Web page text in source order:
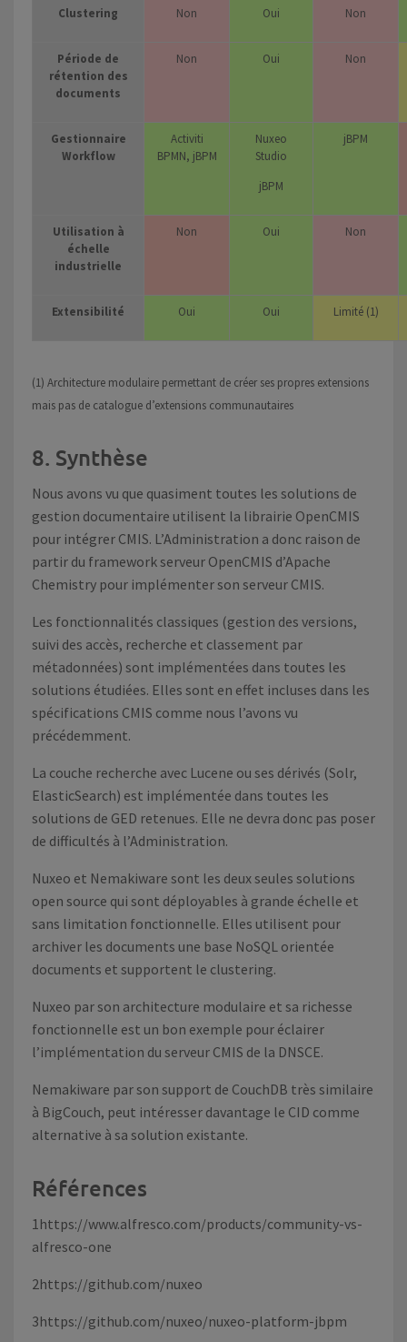
Clustering Non Oui Non
Période de
rétention des
documents
Non Oui Non
Gestionnaire
Workflow
Activiti
BPMN, jBPM
Nuxeo
Studio
jBPM
jBPM
Utilisation à
échelle
industrielle
Non Oui Non
Extensibilité Oui Oui Limité (1)
(1) Architecture modulaire permettant de créer ses propres extensions
mais pas de catalogue d’extensions communautaires
8. Synthèse
Nous avons vu que quasiment toutes les solutions de
gestion documentaire utilisent la librairie OpenCMIS
pour intégrer CMIS. L’Administration a donc raison de
partir du framework serveur OpenCMIS d’Apache
Chemistry pour implémenter son serveur CMIS.
Les fonctionnalités classiques (gestion des versions,
suivi des accès, recherche et classement par
métadonnées) sont implémentées dans toutes les
solutions étudiées. Elles sont en effet incluses dans les
spécifications CMIS comme nous l’avons vu
précédemment.
La couche recherche avec Lucene ou ses dérivés (Solr,
ElasticSearch) est implémentée dans toutes les
solutions de GED retenues. Elle ne devra donc pas poser
de difficultés à l’Administration.
Nuxeo et Nemakiware sont les deux seules solutions
open source qui sont déployables à grande échelle et
sans limitation fonctionnelle. Elles utilisent pour
archiver les documents une base NoSQL orientée
documents et supportent le clustering.
Nuxeo par son architecture modulaire et sa richesse
fonctionnelle est un bon exemple pour éclairer
l’implémentation du serveur CMIS de la DNSCE.
Nemakiware par son support de CouchDB très similaire
à BigCouch, peut intéresser davantage le CID comme
alternative à sa solution existante.
Références
1https://www.alfresco.com/products/community-vs-
alfresco-one
2https://github.com/nuxeo
3https://github.com/nuxeo/nuxeo-platform-jbpm